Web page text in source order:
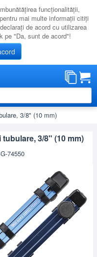
funcţionalităţii,
mai multe informaţii citiţi
de acord cu utilizarea
pe "Da, sunt de acord"!
3/8" (10 mm)
3/8" (10 mm)
74550